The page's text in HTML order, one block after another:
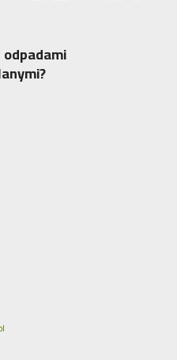
odpadami